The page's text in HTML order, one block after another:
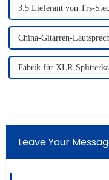
3.5 Lieferant von Trs-
China-Gitarren-
Fabrik für XLR-
Leave Your